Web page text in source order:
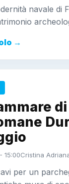
navale di
→
15:00Cristina
per un